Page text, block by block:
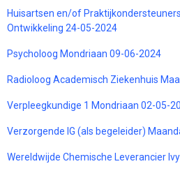
Huisartsen en/of
Ontwikkeling 24-05-2024
Psycholoog Mondriaan 09-06-2024
Radioloog Academisch Ziekenhuis
Verpleegkundige 1 Mondriaan 02-05-
Verzorgende IG (als begeleider)
Wereldwijde Chemische Leverancier